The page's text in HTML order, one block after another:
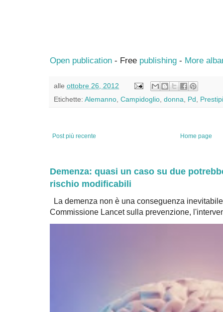
Open publication - Free publishing - More
alle ottobre 26, 2012
Etichette: Alemanno Campidoglio donna Pd
Post più recente Home page
Demenza: quasi un caso su due
rischio modificabili
La demenza non è una conseguenza
Commissione Lancet sulla prevenzione,